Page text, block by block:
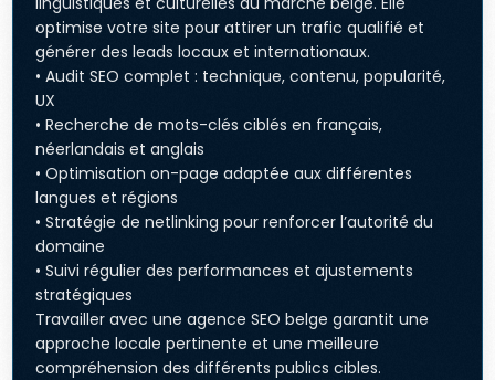
optimise votre site pour attirer un trafic qualifié et
générer des leads locaux et internationaux.
• Audit SEO complet : technique, contenu, popularité,
UX
• Recherche de mots-clés ciblés en français,
néerlandais et anglais
• Optimisation on-page adaptée aux différentes
langues et régions
• Stratégie de netlinking pour renforcer l’autorité du
domaine
• Suivi régulier des performances et ajustements
stratégiques
Travailler avec une agence SEO belge garantit une
approche locale pertinente et une meilleure
compréhension des différents publics cibles.